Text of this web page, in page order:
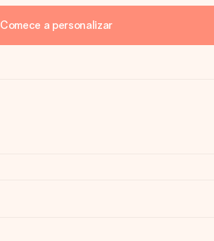
Comece a personalizar